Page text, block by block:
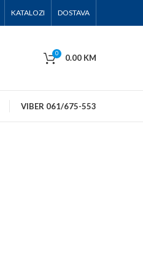
KATALOZI DOSTAVA
0 0.00 KM
VIBER 061/675-553